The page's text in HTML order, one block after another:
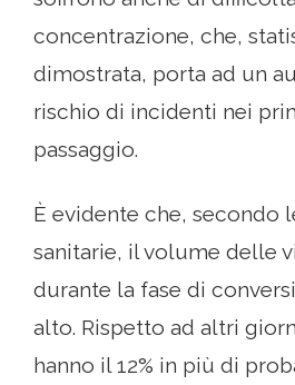
concentrazione, che,
dimostrata, porta ad un
rischio di incidenti nei
passaggio.
È evidente che, secondo
sanitarie, il volume delle
durante la fase di
alto. Rispetto ad altri
hanno il 12% in più di